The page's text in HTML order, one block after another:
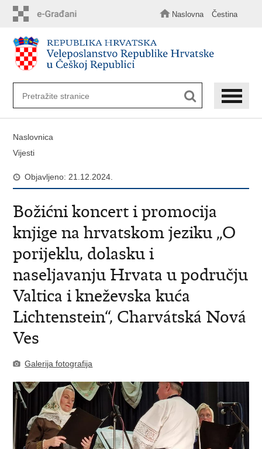
sadržaj
Naslovna Čestina
Naslovnica
Vijesti
Objavljeno: 21.12.2024.
Božićni koncert i promocija
knjige na hrvatskom jeziku „O
porijeklu, dolasku i
naseljavanju Hrvata u području
Valtica i kneževska kuća
Lichtenstein“, Charvátská Nová
Ves
Galerija fotografija